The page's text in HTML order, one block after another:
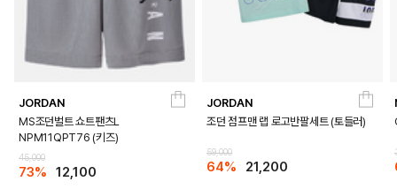
JORDAN
MS조던벌트 쇼트팬츠L
NPM11QPT76 (키즈)
45,000
73% 12,100
JORDAN
조던 점프맨 랩 로고반팔세트 (토들러)
59,000
64% 21,200